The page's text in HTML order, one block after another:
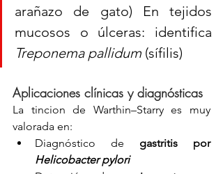
arañazo de gato) En tejidos
Treponema pallidum (sífilis)
Aplicaciones clínicas y diagnósticas
La tincion de Warthin–Starry es muy
valorada en:
Diagnóstico de
gastritis por
Helicobacter pylori